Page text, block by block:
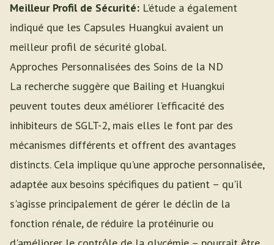
Meilleur Profil de Sécurité: L'étude a également
indiqué que les Capsules Huangkui avaient un
meilleur profil de sécurité global.
Approches Personnalisées des Soins de la ND
La recherche suggère que Bailing et Huangkui
peuvent toutes deux améliorer l'efficacité des
inhibiteurs de SGLT-2, mais elles le font par des
mécanismes différents et offrent des avantages
distincts. Cela implique qu'une approche personnalisée,
adaptée aux besoins spécifiques du patient – qu'il
s'agisse principalement de gérer le déclin de la
fonction rénale, de réduire la protéinurie ou